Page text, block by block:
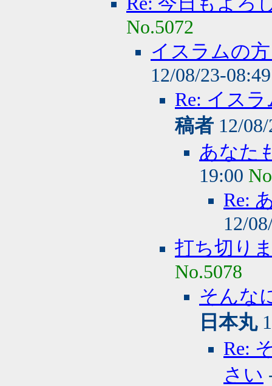
No.5072
イスラムの
12/08/23-
Re: イス
稿者 12/
あなた
19:00
Re:
12/
打ち切り
No.5078
そんな
日本丸
Re:
さい